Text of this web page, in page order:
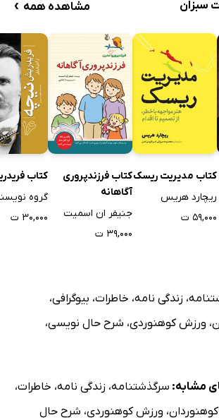
سبزان مشاهده همه ›
کتاب مدیریت ریسک
ریچارد هریس
۵۹,۰۰۰ ت
کتاب فرزندپروری
آگاهانه
جنیفر ان اسمیت
۳۹,۰۰۰ ت
کتاب
گروه
۳۰,۰۰۰ ت
، زندگی نامه، خاطرات، بیوگرافی،
، ورزش کوهنوردی، شرح حال نویسی،
مشابه: سرگذشتنامه، زندگی نامه، خاطرات،
کوهنوردان، ورزش کوهنوردی، شرح حال